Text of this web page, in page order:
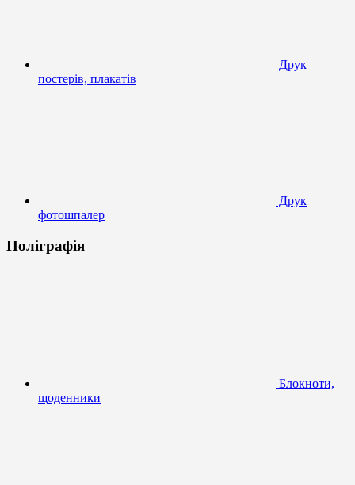
Друк
постерів, плакатів
Друк
фотошпалер
Поліграфія
Блокноти,
щоденники